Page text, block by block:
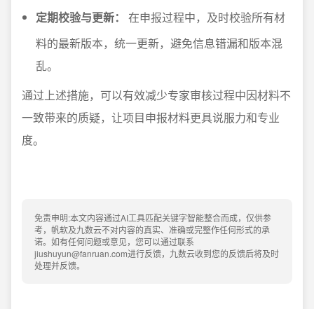
定期校验与更新：
在申报过程中，及时校验所有材
料的最新版本，统一更新，避免信息错漏和版本混
乱。
通过上述措施，可以有效减少专家审核过程中因材料不
一致带来的质疑，让项目申报材料更具说服力和专业
度。
免责申明:本文内容通过AI工具匹配关键字智能整合而成，仅供参
考，帆软及九数云不对内容的真实、准确或完整作任何形式的承
诺。如有任何问题或意见，您可以通过联系
jiushuyun@fanruan.com进行反馈，九数云收到您的反馈后将及时
处理并反馈。